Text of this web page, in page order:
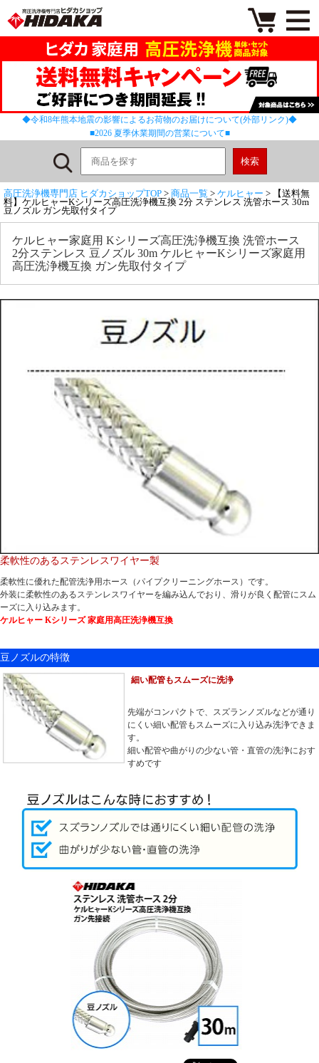
◆令和8年熊本地震の影響によるお荷物のお届けについて(外部リンク)◆
■2026 夏季休業期間の営業について■
高圧洗浄機専門店 ヒダカショップTOP > 商品一覧 > ケルヒャー > 【送料無
料】ケルヒャーKシリーズ高圧洗浄機互換 2分 ステンレス 洗管ホース 30m
豆ノズル ガン先取付タイプ
ケルヒャー家庭用 Kシリーズ高圧洗浄機互換 洗管ホース
2分ステンレス 豆ノズル 30m ケルヒャーKシリーズ家庭用
高圧洗浄機互換 ガン先取付タイプ
柔軟性のあるステンレスワイヤー製
柔軟性に優れた配管洗浄用ホース（パイプクリーニングホース）です。
外装に柔軟性のあるステンレスワイヤーを編み込んでおり、滑りが良く配管にスム
ーズに入り込みます。
ケルヒャー Kシリーズ 家庭用高圧洗浄機互換
豆ノズルの特徴
細い配管もスムーズに洗浄
先端がコンパクトで、スズランノズルなどが通り
にくい細い配管もスムーズに入り込み洗浄できま
す。
細い配管や曲がりの少ない管・直管の洗浄におす
すめです